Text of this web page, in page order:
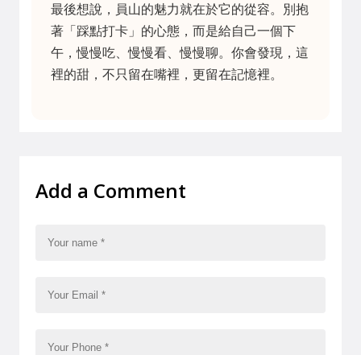
最後想說，員山的魅力就在於它的從容。別抱
著「踩點打卡」的心態，而是給自己一個下
午，慢慢吃、慢慢看、慢慢聊。你會發現，這
裡的甜，不只留在嘴裡，更留在記憶裡。
Add a Comment